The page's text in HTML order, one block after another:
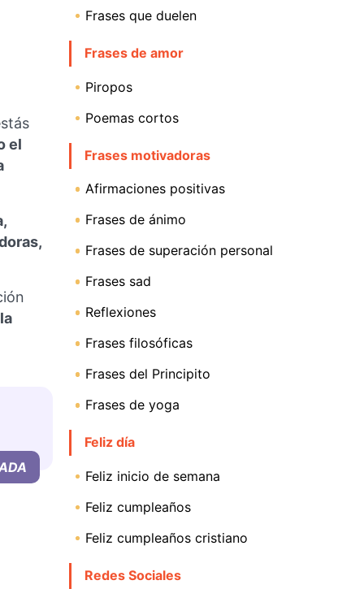
Frases que duelen
Frases de amor
Piropos
Poemas cortos
Frases motivadoras
Afirmaciones positivas
Frases de ánimo
Frases de superación personal
Frases sad
Reflexiones
Frases filosóficas
Frases del Principito
Frases de yoga
Feliz día
Feliz inicio de semana
Feliz cumpleaños
Feliz cumpleaños cristiano
Redes Sociales
el